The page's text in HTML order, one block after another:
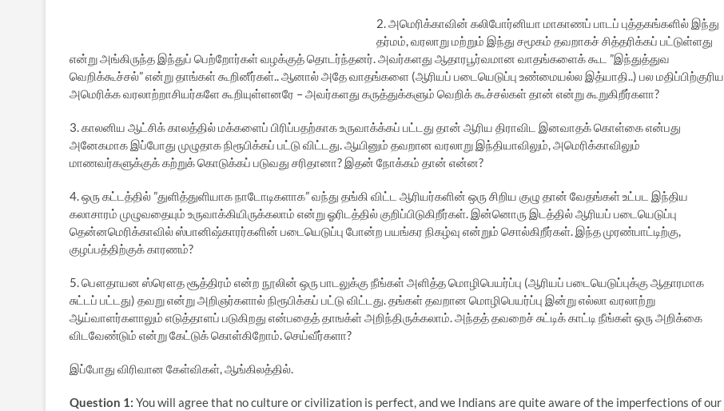
2. அமெரிக்காவின் கலிபோர்னியா மாகாணப் பாடப் புத்தகங்களில் இந்து
தர்மம், வரலாறு மற்றும் இந்து சமூகம் தவறாகச் சித்தரிக்கப் பட்டுள்ளது
என்று அங்கிருந்த இந்துப் பெற்றோர்கள் வழக்குத் தொடர்ந்தனர். அவர்களது ஆதாரபூர்வமான வாதங்களைக் கூட ”இந்துத்துவ
வெறிக்கூச்சல்” என்று தாங்கள் கூறினீர்கள்.. ஆனால் அதே வாதங்களை (ஆரியப் படையெடுப்பு உண்மையல்ல இத்யாதி..) பல மதிப்பிற்குரிய
அமெரிக்க வரலாற்றாசியர்களே கூறியுள்ளனரே – அவர்களது கருத்துக்களும் வெறிக் கூச்சல்கள் தான் என்று கூறுகிறீர்களா?
3. காலனிய ஆட்சிக் காலத்தில் மக்களைப் பிரிப்பதற்காக உருவாக்க்கப் பட்டது தான் ஆரிய திராவிட இனவாதக் கொள்கை என்பது
அனேகமாக இப்போது முழுதாக நிரூபிக்கப் பட்டு விட்டது. ஆயினும் தவறான வரலாறு இந்தியாவிலும், அமெரிக்காவிலும்
மாணவர்களுக்குக் கற்றுக் கொடுக்கப் படுவது சரிதானா? இதன் நோக்கம் தான் என்ன?
4. ஒரு கட்டத்தில் ”துளித்துளியாக நாடோடிகளாக” வந்து தங்கி விட்ட ஆரியர்களின் ஒரு சிறிய குழு தான் வேதங்கள் உட்பட இந்திய
கலாசாரம் முழுவதையும் உருவாக்கியிருக்கலாம் என்று ஓரிடத்தில் குறிப்பிடுகிறீர்கள். இன்னொரு இடத்தில் ஆரியப் படையெடுப்பு
தென்னமெரிக்காவில் ஸ்பானிஷ்காரர்களின் படையெடுப்பு போன்ற பயங்கர நிகழ்வு என்றும் சொல்கிறீர்கள். இந்த முரண்பாட்டிற்கு,
குழப்பத்திற்குக் காரணம்?
5. பௌதாயன ஸ்ரௌத சூத்திரம் என்ற நூலின் ஒரு பாடலுக்கு நீங்கள் அளித்த மொழிபெயர்ப்பு (ஆரியப் படையெடுப்புக்கு ஆதாரமாக
சுட்டப் பட்டது) தவறு என்று அறிஞர்களால் நிரூபிக்கப் பட்டு விட்டது. தங்கள் தவறான மொழிபெயர்ப்பு இன்று எல்லா வரலாற்று
ஆய்வாளர்களாலும் எடுத்தாளப் படுகிறது என்பதைத் தாஙக்ள் அறிந்திருக்கலாம். அந்தத் தவறைச் சுட்டிக் காட்டி நீங்கள் ஒரு அறிக்கை
விடவேண்டும் என்று கேட்டுக் கொள்கிறோம். செய்வீர்களா?
இப்போது விரிவான கேள்விகள், ஆங்கிலத்தில்.
Question 1: You will agree that no culture or civilization is perfect, and we Indians are quite aware of the imperfections of our